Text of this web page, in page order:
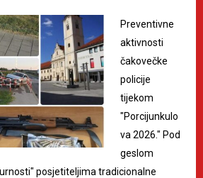
Preventivne
aktivnosti
čakovečke
policije
tijekom
"Porcijunkulo
va 2026." Pod
geslom
posjetiteljima tradicionalne